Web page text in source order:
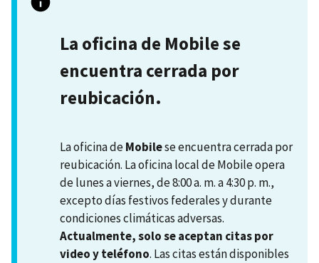
La oficina de Mobile se
encuentra cerrada por
reubicación.
La oficina deMobilese encuentra cerrada por
reubicación. La oficina local de Mobile opera
de lunes a viernes, de 8:00 a. m. a 4:30 p. m.,
excepto días festivos federales y durante
condiciones climáticas adversas.
Actualmente, solo se aceptan citas por
video y teléfono. Las citas están disponibles